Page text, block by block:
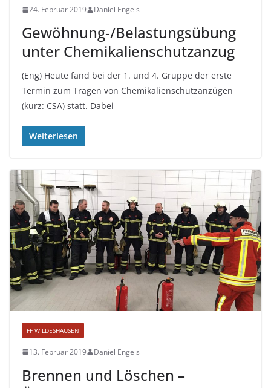
24. Februar 2019 Daniel Engels
Gewöhnung-/Belastungsübung
unter Chemikalienschutzanzug
(Eng) Heute fand bei der 1. und 4. Gruppe der erste
Termin zum Tragen von Chemikalienschutzanzügen
(kurz: CSA) statt. Dabei
Weiterlesen
FF WILDESHAUSEN
13. Februar 2019 Daniel Engels
Brennen und Löschen –